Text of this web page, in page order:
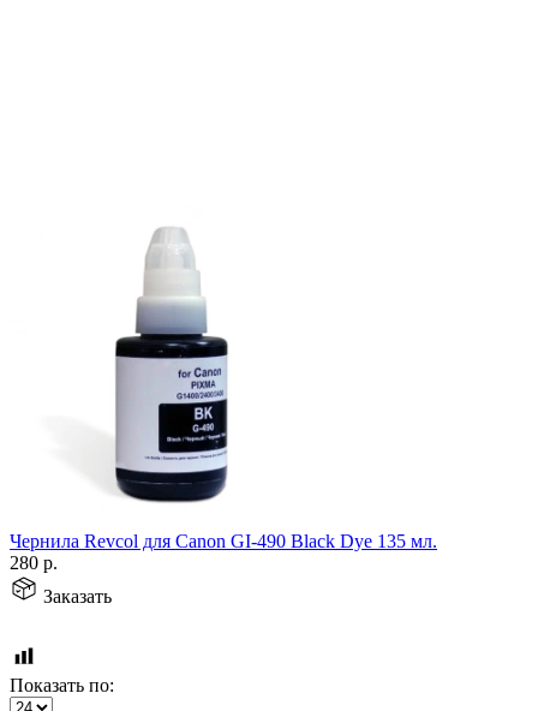
Чернила Revcol для Canon GI-490 Black Dye 135 мл.
280 р.
Заказать
Показать по: